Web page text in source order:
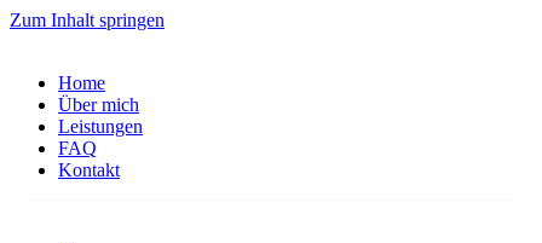
Zum Inhalt springen
Home
Über mich
Leistungen
FAQ
Kontakt